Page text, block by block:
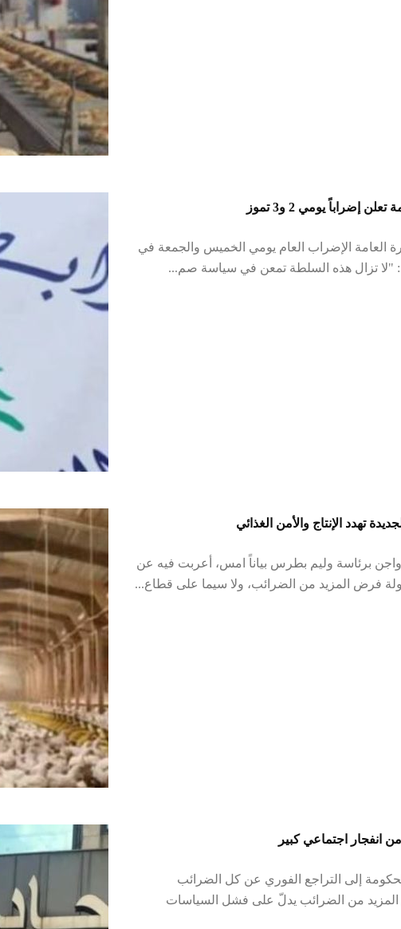
إضراباً يومي 2 و3 تموز
العامة الإضراب العام يومي الخميس والجمعة في
تهدد الإنتاج والأمن الغذائي
برئاسة وليم بطرس بياناً امس، أعربت فيه عن
فرض المزيد من الضرائب، ولا سيما على قطاع...
من انفجار اجتماعي كبير
الحكومة إلى التراجع الفوري عن كل الضرائب
من الضرائب يدلّ على فشل السياسات